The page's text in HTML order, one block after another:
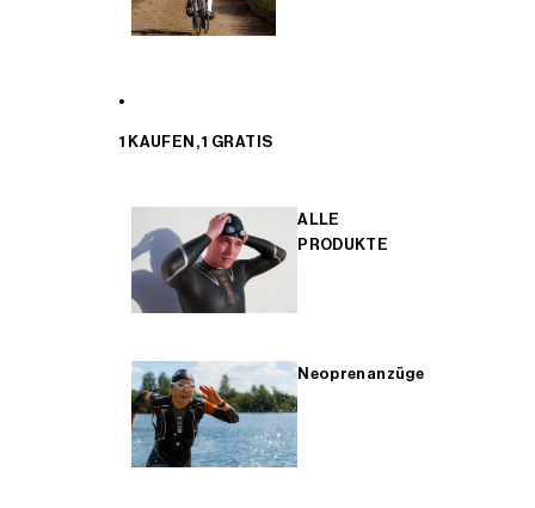
1 KAUFEN, 1 GRATIS
ALLE
PRODUKTE
Neoprenanzüge